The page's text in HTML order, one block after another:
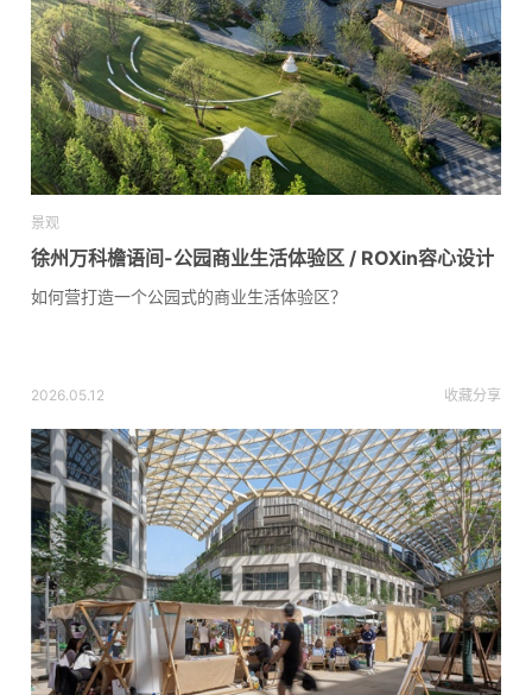
景观
徐州万科檐语间-公园商业生活体验区 / ROXin容心设计
如何营打造一个公园式的商业生活体验区？
2026.05.12 收藏分享